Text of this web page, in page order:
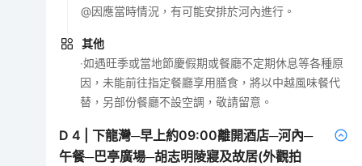
@因應當時情況，有可能安排於河內進行。
其他
‧如遇旺季或當地節慶假期或餐廳不定期休息等各種原
因，未能前往指定餐廳享用膳食，將以中越風味餐代
替，另部份餐廳不設空調，敬請留意。
D4 |下龍灣─早上約09:00離開酒店─河內─
午餐─巴亭廣場─胡志明陵寢及故居(外觀拍